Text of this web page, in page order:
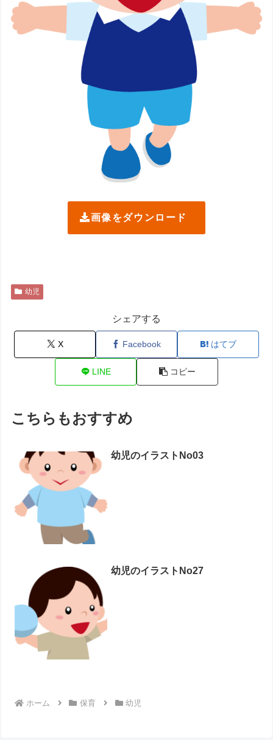
画像をダウンロード
幼児
シェアする
X Facebook はてブ
LINE コピー
こちらもおすすめ
幼児のイラストNo03
幼児のイラストNo27
ホーム 保育 幼児